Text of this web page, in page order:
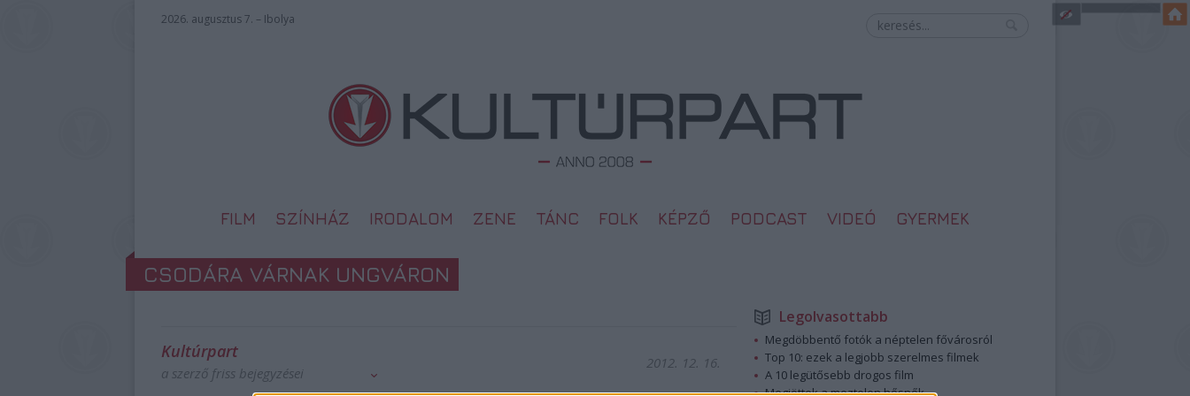
2026. augusztus 7. – Ibolya
FILM SZÍNHÁZ IRODALOM ZENE TÁNC FOLK KÉPZŐ PODCAST VIDEÓ GYERMEK
CSODÁRA VÁRNAK UNGVÁRON
Kultúrpart
a szerző friss bejegyzései
2012. 12. 16.
Legolvasottabb
Megdöbbentő fotók a néptelen fővárosról
Top 10: ezek a legjobb szerelmes filmek
A 10 legütősebb drogos film
Megjöttek a meztelen hősnők